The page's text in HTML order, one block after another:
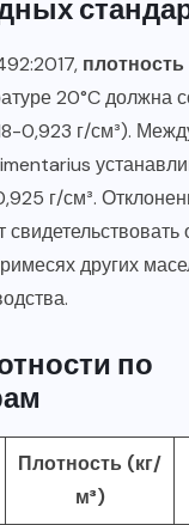
20°C должна
0,923 г/см³).
г/см³.
свидетельствовать
других
по
Плотность (кг/
м³)